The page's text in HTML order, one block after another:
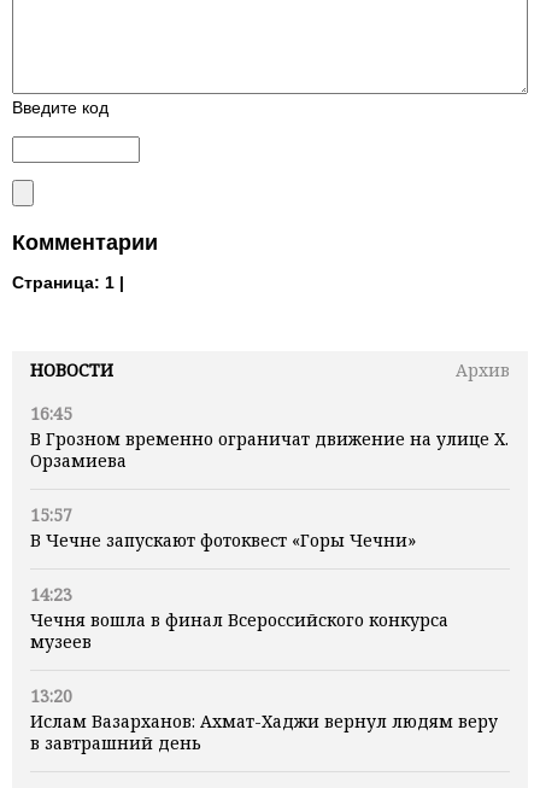
НОВОСТИ
Архив
16:45
В Грозном временно ограничат движение на улице Х.
Орзамиева
15:57
В Чечне запускают фотоквест «Горы Чечни»
14:23
Чечня вошла в финал Всероссийского конкурса
музеев
13:20
Ислам Вазарханов: Ахмат-Хаджи вернул людям веру
в завтрашний день
Введите код
Комментарии
Страница: 1 |